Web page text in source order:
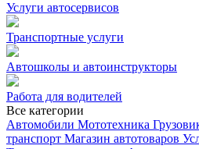
Услуги автосервисов
Транспортные услуги
Автошколы и автоинструкторы
Работа для водителей
Все категории
Автомобили Мототехника
транспорт Магазин автотоваров